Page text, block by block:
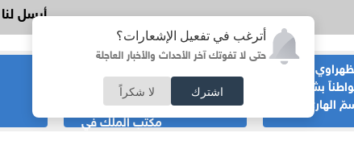
أترغب في تفعيل الإشعارات؟
حتى لا تفوتك آخر الأحداث والأخبار العاجلة
اشترك لا شكراً
أرسل لنا
يعاتب
بشأن عبارة:
الهاري)
إرادة ملكية بتعيين
رئيس الديوان
الملكي ومدير
مكتب الملك في